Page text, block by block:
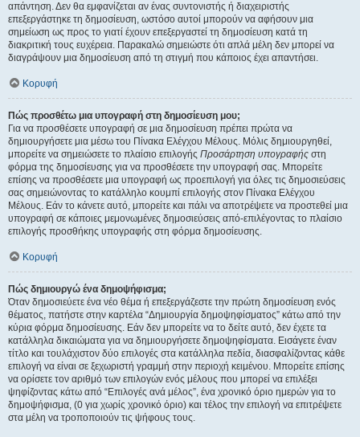
απάντηση. Δεν θα εμφανίζεται αν ένας συντονιστής ή διαχειριστής
επεξεργάστηκε τη δημοσίευση, ωστόσο αυτοί μπορούν να αφήσουν μια
σημείωση ως προς το γιατί έχουν επεξεργαστεί τη δημοσίευση κατά τη
διακριτική τους ευχέρεια. Παρακαλώ σημειώστε ότι απλά μέλη δεν μπορεί να
διαγράψουν μια δημοσίευση από τη στιγμή που κάποιος έχει απαντήσει.
Κορυφή
Πώς προσθέτω μια υπογραφή στη δημοσίευση μου;
Για να προσθέσετε υπογραφή σε μια δημοσίευση πρέπει πρώτα να
δημιουργήσετε μια μέσω του Πίνακα Ελέγχου Μέλους. Μόλις δημιουργηθεί,
μπορείτε να σημειώσετε το πλαίσιο επιλογής Προσάρτηση υπογραφής στη
φόρμα της δημοσίευσης για να προσθέσετε την υπογραφή σας. Μπορείτε
επίσης να προσθέσετε μια υπογραφή ως προεπιλογή για όλες τις δημοσιεύσεις
σας σημειώνοντας το κατάλληλο κουμπί επιλογής στον Πίνακα Ελέγχου
Μέλους. Εάν το κάνετε αυτό, μπορείτε και πάλι να αποτρέψετε να προστεθεί μια
υπογραφή σε κάποιες μεμονωμένες δημοσιεύσεις από-επιλέγοντας το πλαίσιο
επιλογής προσθήκης υπογραφής στη φόρμα δημοσίευσης.
Κορυφή
Πώς δημιουργώ ένα δημοψήφισμα;
Όταν δημοσιεύετε ένα νέο θέμα ή επεξεργάζεστε την πρώτη δημοσίευση ενός
θέματος, πατήστε στην καρτέλα “Δημιουργία δημοψηφίσματος” κάτω από την
κύρια φόρμα δημοσίευσης. Εάν δεν μπορείτε να το δείτε αυτό, δεν έχετε τα
κατάλληλα δικαιώματα για να δημιουργήσετε δημοψηφίσματα. Εισάγετε έναν
τίτλο και τουλάχιστον δύο επιλογές στα κατάλληλα πεδία, διασφαλίζοντας κάθε
επιλογή να είναι σε ξεχωριστή γραμμή στην περιοχή κειμένου. Μπορείτε επίσης
να ορίσετε τον αριθμό των επιλογών ενός μέλους που μπορεί να επιλέξει
ψηφίζοντας κάτω από “Επιλογές ανά μέλος”, ένα χρονικό όριο ημερών για το
δημοψήφισμα, (0 για χωρίς χρονικό όριο) και τέλος την επιλογή να επιτρέψετε
στα μέλη να τροποποιούν τις ψήφους τους.